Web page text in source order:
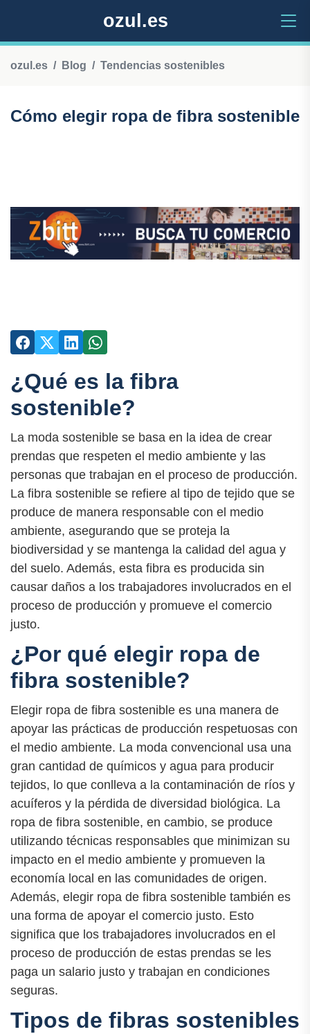
ozul.es
ozul.es Blog Tendencias sostenibles
Cómo elegir ropa de fibra sostenible
¿Qué es la fibra
sostenible?
La moda sostenible se basa en la idea de crear
prendas que respeten el medio ambiente y las
personas que trabajan en el proceso de producción.
La fibra sostenible se refiere al tipo de tejido que se
produce de manera responsable con el medio
ambiente, asegurando que se proteja la
biodiversidad y se mantenga la calidad del agua y
del suelo. Además, esta fibra es producida sin
causar daños a los trabajadores involucrados en el
proceso de producción y promueve el comercio
justo.
¿Por qué elegir ropa de
fibra sostenible?
Elegir ropa de fibra sostenible es una manera de
apoyar las prácticas de producción respetuosas con
el medio ambiente. La moda convencional usa una
gran cantidad de químicos y agua para producir
tejidos, lo que conlleva a la contaminación de ríos y
acuíferos y la pérdida de diversidad biológica. La
ropa de fibra sostenible, en cambio, se produce
utilizando técnicas responsables que minimizan su
impacto en el medio ambiente y promueven la
economía local en las comunidades de origen.
Además, elegir ropa de fibra sostenible también es
una forma de apoyar el comercio justo. Esto
significa que los trabajadores involucrados en el
proceso de producción de estas prendas se les
paga un salario justo y trabajan en condiciones
seguras.
Tipos de fibras sostenibles